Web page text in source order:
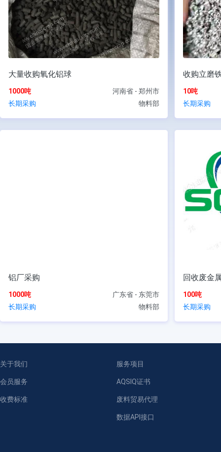
大量收购氧化铝球
1000吨
河南省 - 郑州市
长期采购
物料部
收购立磨
10吨
长期采购
铝厂采购
1000吨
广东省 - 东莞市
长期采购
物料部
回收废金
100吨
长期采购
关于我们
会员服务
收费标准
服务项目
AQSIQ证书
废料贸易代理
数据API接口